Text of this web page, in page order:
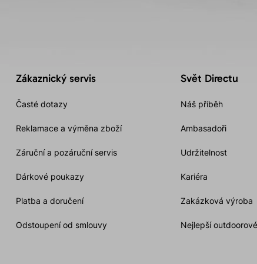
Zákaznický servis
Časté dotazy
Reklamace a výměna zboží
Záruční a pozáruční servis
Dárkové poukazy
Platba a doručení
Odstoupení od smlouvy
Svět Directu
Náš příběh
Ambasadoři
Udržitelnost
Kariéra
Zakázková výroba
Nejlepší